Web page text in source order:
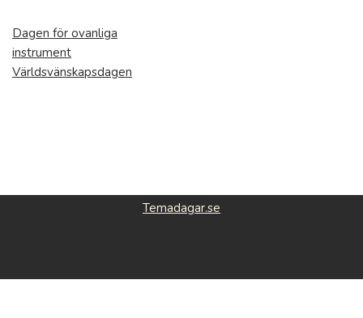
Dagen för ovanliga
instrument
Världsvänskapsdagen
Temadagar.se